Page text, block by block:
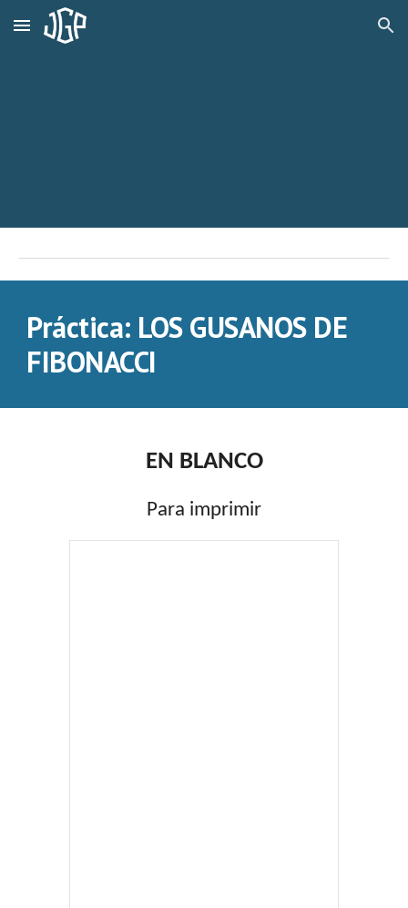
Skip to main content Skip to navigation
Práctica: LOS GUSANOS DE
FIBONACCI
EN BLANCO
Para imprimir